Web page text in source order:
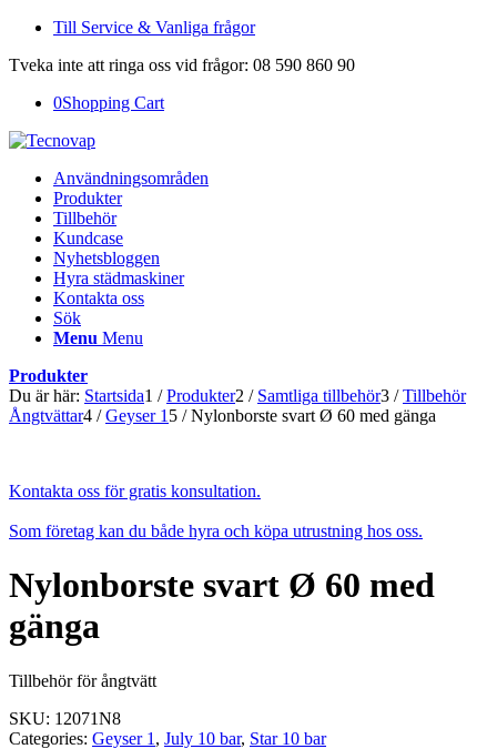
Till Service & Vanliga frågor
Tveka inte att ringa oss vid frågor: 08 590 860 90
0Shopping Cart
Användningsområden
Produkter
Tillbehör
Kundcase
Nyhetsbloggen
Hyra städmaskiner
Kontakta oss
Sök
Menu Menu
Produkter
Du är här: Startsida1 / Produkter2 / Samtliga tillbehör3 / Tillbehör
Ångtvättar4 / Geyser 1 5 / Nylonborste svart Ø 60 med gänga
Kontakta oss för gratis konsultation.
Som företag kan du både hyra och köpa utrustning hos oss.
Nylonborste svart Ø 60 med
gänga
Tillbehör för ångtvätt
SKU: 12071N8
Categories: Geyser 1 , July 10 bar, Star 10 bar